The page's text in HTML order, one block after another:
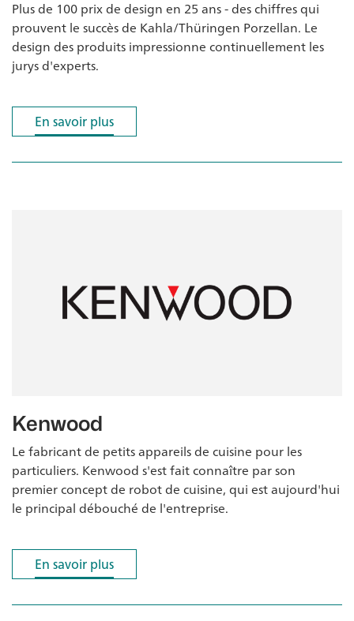
Plus de 100 prix de design en 25 ans - des chiffres qui
prouvent le succès de Kahla/Thüringen Porzellan. Le
design des produits impressionne continuellement les
jurys d'experts.
En savoir plus
En savoir plus
Kenwood
Le fabricant de petits appareils de cuisine pour les
particuliers. Kenwood s'est fait connaître par son
premier concept de robot de cuisine, qui est aujourd'hui
le principal débouché de l'entreprise.
En savoir plus
En savoir plus